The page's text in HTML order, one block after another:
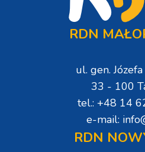
RDN
ul. gen.
33 - 100
tel.: +48 14
e-mail:
RDN